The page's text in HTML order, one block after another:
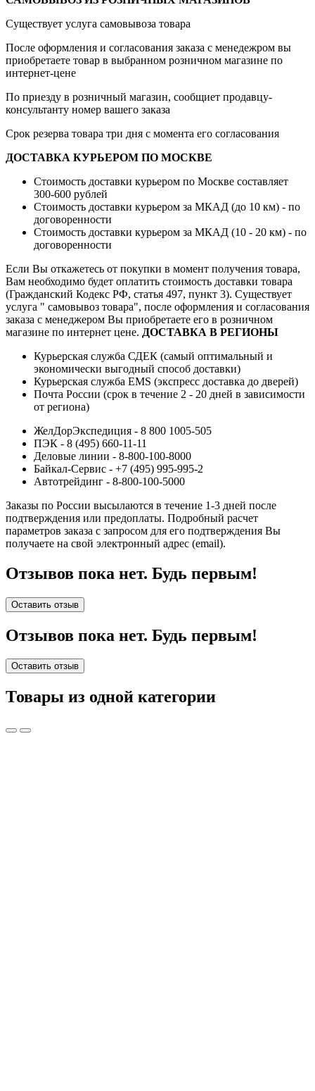
Существует услуга самовывоза товара
После оформления и согласования заказа с менедежром вы
приобретаете товар в выбранном розничном магазине по
интернет-цене
По приезду в розничный магазин, сообщиет продавцу-
консультанту номер вашего заказа
Срок резерва товара три дня с момента его согласования
ДОСТАВКА КУРЬЕРОМ ПО МОСКВЕ
Стоимость доставки курьером по Москве составляет
300-600 рублей
Стоимость доставки курьером за МКАД (до 10 км) - по
договоренности
Стоимость доставки курьером за МКАД (10 - 20 км) - по
договоренности
Если Вы откажетесь от покупки в момент получения товара,
Вам необходимо будет оплатить стоимость доставки товара
(Гражданский Кодекс РФ, статья 497, пункт 3). Существует
услуга " самовывоз товара", после оформления и согласования
заказа с менеджером Вы приобретаете его в розничном
магазине по интернет цене. ДОСТАВКА В РЕГИОНЫ
Курьерская служба СДЕК (самый оптимальный и
экономически выгодный способ доставки)
Курьерская служба EMS (экспресс доставка до дверей)
Почта России (срок в течение 2 - 20 дней в зависимости
от региона)
ЖелДорЭкспедиция - 8 800 1005-505
ПЭК - 8 (495) 660-11-11
Деловые линии - 8-800-100-8000
Байкал-Сервис - +7 (495) 995-995-2
Автотрейдинг - 8-800-100-5000
Заказы по России высылаются в течение 1-3 дней после
подтверждения или предоплаты. Подробный расчет
параметров заказа с запросом для его подтверждения Вы
получаете на свой электронный адрес (email).
Отзывов пока нет. Будь первым!
Оставить отзыв
Отзывов пока нет. Будь первым!
Оставить отзыв
Товары из одной категории